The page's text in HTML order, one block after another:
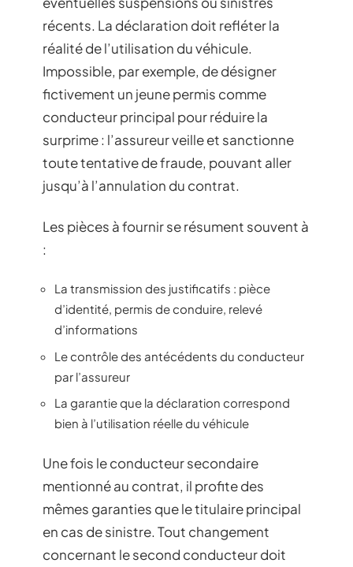
récents. La déclaration doit refléter la
réalité de l’utilisation du véhicule.
Impossible, par exemple, de désigner
fictivement un jeune permis comme
conducteur principal pour réduire la
surprime : l’assureur veille et sanctionne
toute tentative de fraude, pouvant aller
jusqu’à l’annulation du contrat.
Les pièces à fournir se résument souvent à
:
La transmission des justificatifs : pièce
d’identité, permis de conduire, relevé
d’informations
Le contrôle des antécédents du conducteur
par l’assureur
La garantie que la déclaration correspond
bien à l’utilisation réelle du véhicule
Une fois le conducteur secondaire
mentionné au contrat, il profite des
mêmes garanties que le titulaire principal
en cas de sinistre. Tout changement
concernant le second conducteur doit